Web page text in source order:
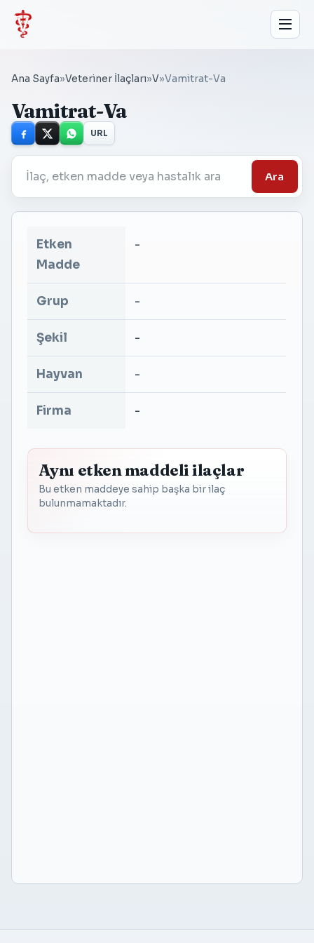
Ana Sayfa»Veteriner İlaçları»V»Vamitrat-Va
Vamitrat-Va
URL
Ara
Etken
Madde
-
Grup -
Şekil -
Hayvan -
Firma -
Aynı etken maddeli ilaçlar
Bu etken maddeye sahip başka bir ilaç
bulunmamaktadır.